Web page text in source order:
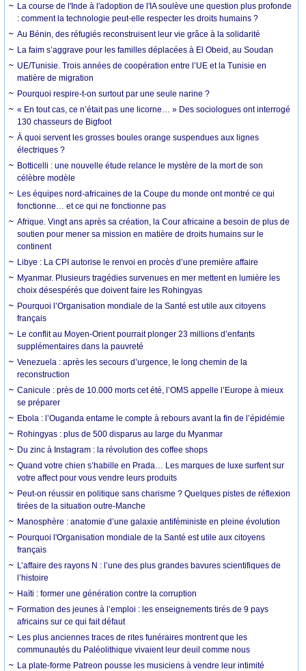
La course de l'Inde à l'adoption de l'IA soulève une question plus profonde
: comment la technologie peut-elle respecter les droits humains ?
Au Bénin, des réfugiés reconstruisent leur vie grâce à la solidarité
La faim s’aggrave pour les familles déplacées à El Obeid, au Soudan
UE/Tunisie. Trois années de coopération entre l’UE et la Tunisie en
matière de migration
Pourquoi respire-t-on surtout par une seule narine ?
« En tout cas, ce n’était pas une licorne… » Des sociologues ont interrogé
130 chasseurs de Bigfoot
À quoi servent les grosses boules orange suspendues aux lignes
électriques ?
Botticelli : une nouvelle étude relance le mystère de la mort de son
célèbre modèle
Les équipes nord-africaines de la Coupe du monde ont montré ce qui
fonctionne… et ce qui ne fonctionne pas
Afrique. Vingt ans après sa création, la Cour africaine a besoin de plus de
soutien pour mener sa mission en matière de droits humains sur le
continent
Libye : La CPI autorise le renvoi en procès d’une première affaire
Myanmar. Plusieurs tragédies survenues en mer mettent en lumière les
choix désespérés que doivent faire les Rohingyas
Pourquoi l’Organisation mondiale de la Santé est utile aux citoyens
français
Le conflit au Moyen-Orient pourrait plonger 23 millions d’enfants
supplémentaires dans la pauvreté
Venezuela : après les secours d’urgence, le long chemin de la
reconstruction
Canicule : près de 10.000 morts cet été, l’OMS appelle l’Europe à mieux
se préparer
Ebola : l’Ouganda entame le compte à rebours avant la fin de l’épidémie
Rohingyas : plus de 500 disparus au large du Myanmar
Du zinc à Instagram : la révolution des coffee shops
Quand votre chien s’habille en Prada… Les marques de luxe surfent sur
votre affect pour vous vendre leurs produits
Peut-on réussir en politique sans charisme ? Quelques pistes de réflexion
tirées de la situation outre-Manche
Manosphère : anatomie d’une galaxie antiféministe en pleine évolution
Pourquoi l'Organisation mondiale de la Santé est utile aux citoyens
français
L’affaire des rayons N : l’une des plus grandes bavures scientifiques de
l’histoire
Haïti : former une génération contre la corruption
Formation des jeunes à l’emploi : les enseignements tirés de 9 pays
africains sur ce qui fait défaut
Les plus anciennes traces de rites funéraires montrent que les
communautés du Paléolithique vivaient leur deuil comme nous
La plate-forme Patreon pousse les musiciens à vendre leur intimité